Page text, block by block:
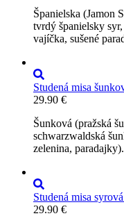
Španielska (Jamon
tvrdý španielsky
vajíčka, sušené
Studená misa
29.90 €
Šunková (pražská
schwarzwaldská
zelenina, paradajky).
Studená misa
29.90 €